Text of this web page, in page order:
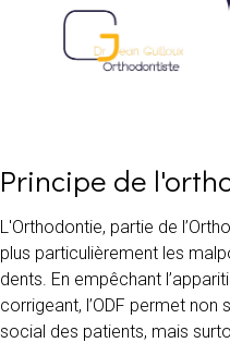
Principe de
L'Orthodontie, partie de
plus particulièrement les
dents. En empêchant
corrigeant, l’ODF permet
social des patients, mais